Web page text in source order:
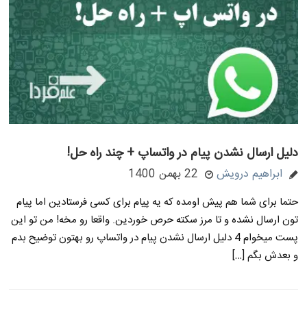
دلیل ارسال نشدن پیام در واتساپ + چند راه حل!
ابراهیم درویش 22 بهمن 1400
حتما برای شما هم پیش اومده که یه پیام برای کسی فرستادین اما پیام
تون ارسال نشده و تا مرز سکته حرص خوردین. واقعا رو مخه! من تو این
پست میخوام 4 دلیل ارسال نشدن پیام در واتساپ رو بهتون توضیح بدم
و بعدش بگم […]